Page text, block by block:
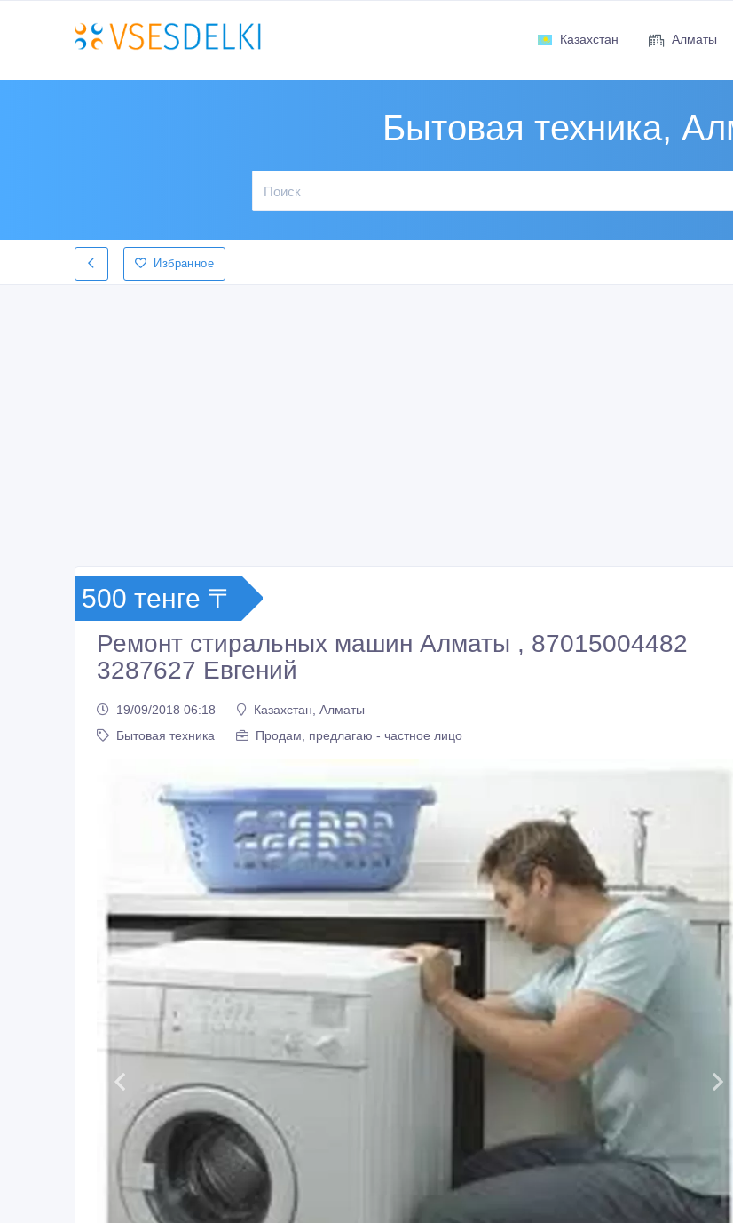
Казахстан Алматы
Бытовая техника,
Избранное
500 тенге 〒
Ремонт стиральных машин Алматы , 87015004482
3287627 Евгений
19/09/2018 06:18
Казахстан, Алматы
Бытовая техника
Продам, предлагаю - частное лицо